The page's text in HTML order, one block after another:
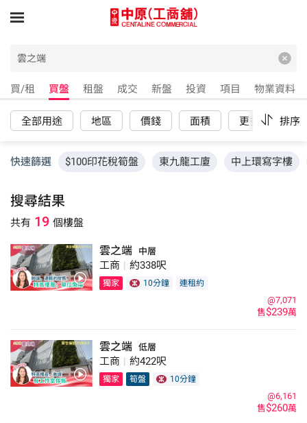
買/租 買盤 租盤 成交 新盤 投資 項目 物業資料
全部用途 地區 價錢 面積 更多 重
排序
快速篩選 $100印花稅筍盤 東九龍工廈 中上環寫字樓
搜尋結果
共有 19 個樓盤
雲之端 中層
工商 | 約338呎
獨家 10分鐘 連租約
售$239萬
@7,071
雲之端 低層
工商 | 約422呎
獨家 筍盤 10分鐘
售$260萬
@6,161